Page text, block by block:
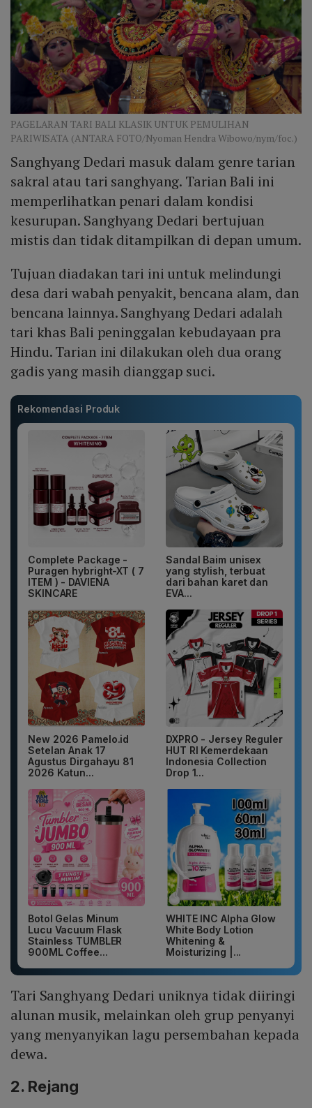
PAGELARAN TARI BALI KLASIK UNTUK PEMULIHAN
PARIWISATA (ANTARA FOTO/Nyoman Hendra Wibowo/nym/foc.)
Sanghyang Dedari masuk dalam genre tarian
sakral atau tari sanghyang. Tarian Bali ini
memperlihatkan penari dalam kondisi
kesurupan. Sanghyang Dedari bertujuan
mistis dan tidak ditampilkan di depan umum.
Tujuan diadakan tari ini untuk melindungi
desa dari wabah penyakit, bencana alam, dan
bencana lainnya. Sanghyang Dedari adalah
tari khas Bali peninggalan kebudayaan pra
Hindu. Tarian ini dilakukan oleh dua orang
gadis yang masih dianggap suci.
Rekomendasi Produk
Complete Package -
Puragen hybright-XT ( 7
ITEM ) - DAVIENA
SKINCARE
Sandal Baim unisex
yang stylish, terbuat
dari bahan karet dan
EVA...
New 2026 Pamelo.id
Setelan Anak 17
Agustus Dirgahayu 81
2026 Katun...
DXPRO - Jersey Reguler
HUT RI Kemerdekaan
Indonesia Collection
Drop 1...
Botol Gelas Minum
Lucu Vacuum Flask
Stainless TUMBLER
900ML Coffee...
WHITE INC Alpha Glow
White Body Lotion
Whitening &
Moisturizing |...
Tari Sanghyang Dedari uniknya tidak diiringi
alunan musik, melainkan oleh grup penyanyi
yang menyanyikan lagu persembahan kepada
dewa.
2. Rejang